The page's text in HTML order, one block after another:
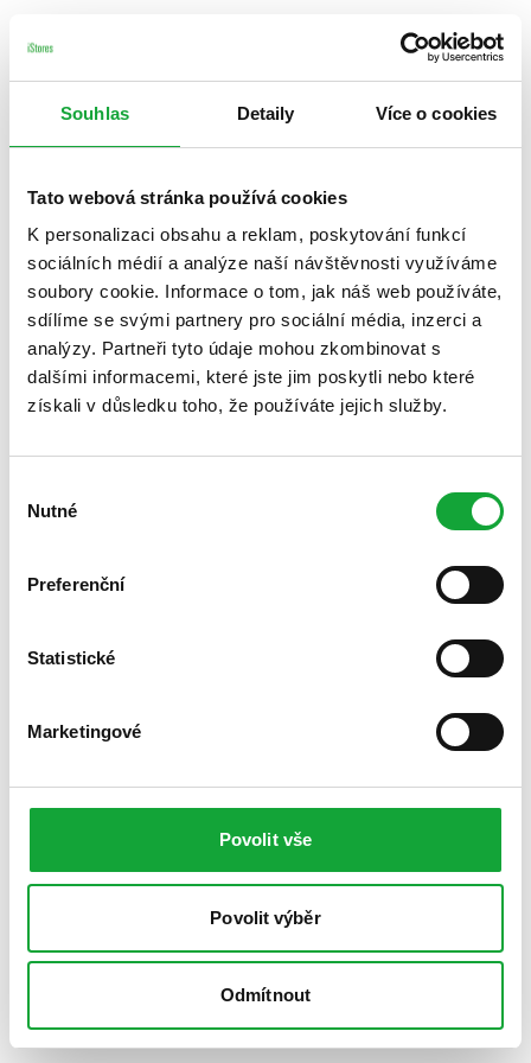
Souhlas Detaily Více o cookies
Tato webová stránka používá cookies
K personalizaci obsahu a reklam, poskytování funkcí
sociálních médií a analýze naší návštěvnosti využíváme
soubory cookie. Informace o tom, jak náš web používáte,
sdílíme se svými partnery pro sociální média, inzerci a
analýzy. Partneři tyto údaje mohou zkombinovat s
dalšími informacemi, které jste jim poskytli nebo které
získali v důsledku toho, že používáte jejich služby.
souhlasu
Nutné
Preferenční
Statistické
Marketingové
Povolit vše
Povolit výběr
Odmítnout